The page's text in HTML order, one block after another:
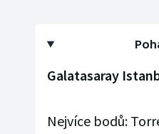
Galatasaray
Nejvíce bodů: